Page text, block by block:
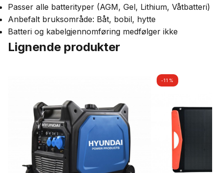
Passer alle batterityper (AGM, Gel, Lithium, Våtbatteri)
Anbefalt bruksområde: Båt, bobil, hytte
Batteri og kabelgjennomføring medfølger ikke
Lignende produkter
-11%